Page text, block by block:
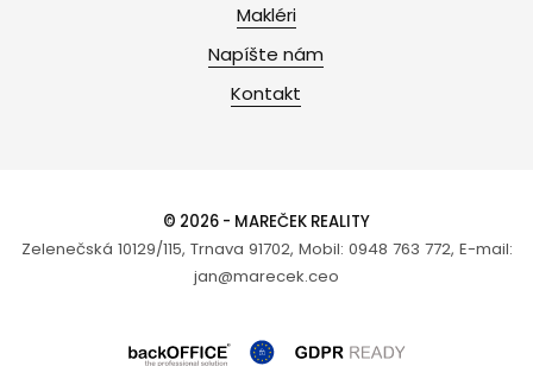
Makléri
Napíšte nám
Kontakt
© 2026 - MAREČEK REALITY
Zelenečská 10129/115, Trnava 91702, Mobil: 0948 763 772, E-mail:
jan@marecek.ceo